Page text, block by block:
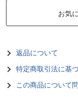
お気
返品について
特定商取引法に基
この商品について